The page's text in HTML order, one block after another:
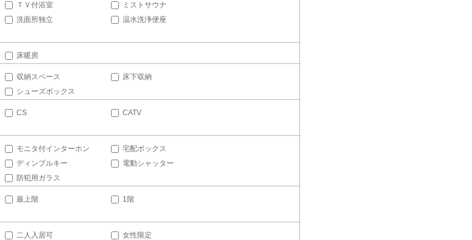
ＴＶ付浴室
ミストサウナ
洗面所独立
温水洗浄便座
床暖房
収納スペース
床下収納
シューズボックス
CS
CATV
モニタ付インターホン
宅配ボックス
ディンプルキー
電動シャッター
防犯用ガラス
最上階
1階
二人入居可
女性限定